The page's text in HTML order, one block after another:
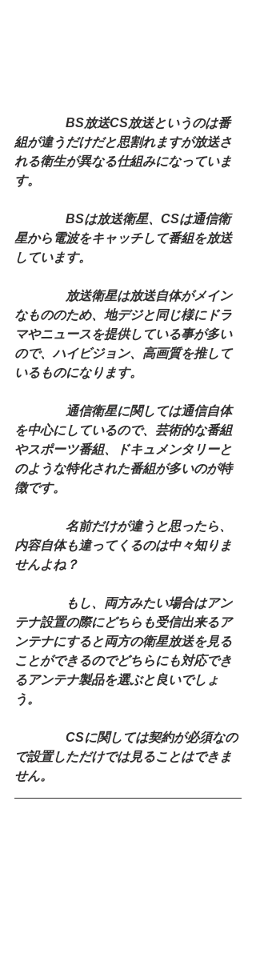
BS放送CS放送というのは番
組が違うだけだと思割れますが放送さ
れる衛生が異なる仕組みになっていま
す。
BSは放送衛星、CSは通信衛
星から電波をキャッチして番組を放送
しています。
放送衛星は放送自体がメイン
なもののため、地デジと同じ様にドラ
マやニュースを提供している事が多い
ので、ハイビジョン、高画質を推して
いるものになります。
通信衛星に関しては通信自体
を中心にしているので、芸術的な番組
やスポーツ番組、ドキュメンタリーと
のような特化された番組が多いのが特
徴です。
名前だけが違うと思ったら、
内容自体も違ってくるのは中々知りま
せんよね？
もし、両方みたい場合はアン
テナ設置の際にどちらも受信出来るア
ンテナにすると両方の衛星放送を見る
ことができるのでどちらにも対応でき
るアンテナ製品を選ぶと良いでしょ
う。
CSに関しては契約が必須なの
で設置しただけでは見ることはできま
せん。